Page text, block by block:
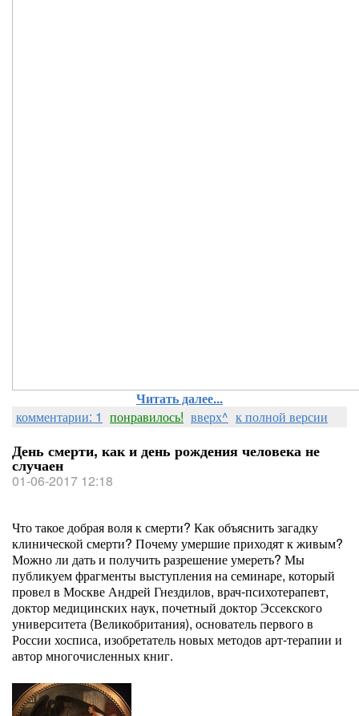
Читать далее...
комментарии: 1 понравилось! вверх^ к полной версии
День смерти, как и день рождения человека не
случаен
01-06-2017 12:18
Что такое добрая воля к смерти? Как объяснить загадку
клинической смерти? Почему умершие приходят к живым?
Можно ли дать и получить разрешение умереть? Мы
публикуем фрагменты выступления на семинаре, который
провел в Москве Андрей Гнездилов, врач-психотерапевт,
доктор медицинских наук, почетный доктор Эссекского
университета (Великобритания), основатель первого в
России хосписа, изобретатель новых методов арт-терапии и
автор многочисленных книг.